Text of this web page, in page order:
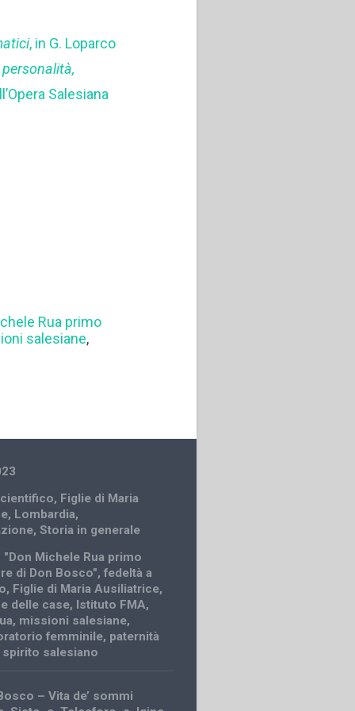
, in G. Loparco
Salesiana
Rua primo
salesiane,
, Figlie di Maria
, Lombardia,
,Storia in generale
Michele Rua primo
di Don Bosco",fedeltà a
, Figlie di Maria Ausiliatrice,
delle case, Istituto FMA,
, missioni salesiane,
femminile, paternità
spirito salesiano
– Vita de’ sommi